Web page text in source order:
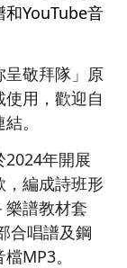
YouTube音
呈敬拜隊」原
用，歡迎自
。
2024年開展
，編成詩班形
樂譜教材套
合唱譜及鋼
MP3。